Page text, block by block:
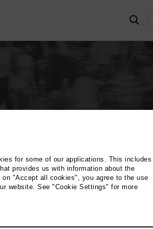
for some of our applications. This includes
provides us with information about the
"Accept all cookies", you agree to the use
website. See "Cookie Settings" for more